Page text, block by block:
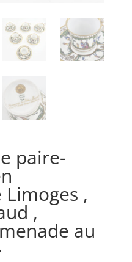
paire-
,
,
au